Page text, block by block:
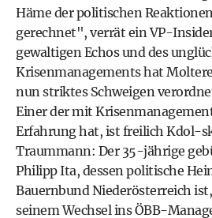
Häme der politischen
gerechnet", verrät ein VP-
gewaltigen Echos und des
Krisenmanagements hat
nun striktes Schweigen
Einer der mit
Erfahrung hat, ist freilich Kdol-
Traummann: Der 35-jährige
Philipp Ita, dessen politische
Bauernbund Niederösterreich
seinem Wechsel ins ÖBB-